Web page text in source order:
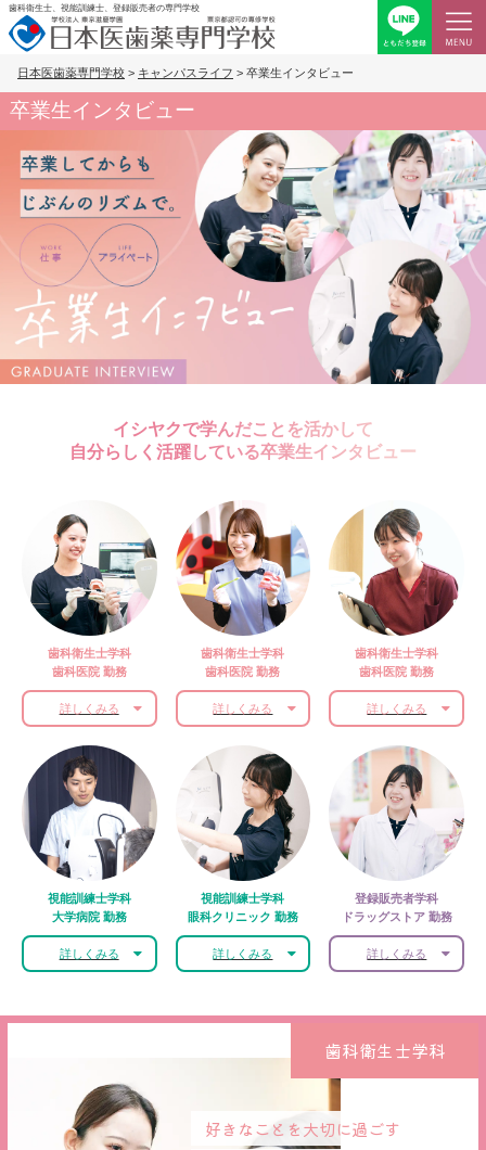
歯科衛生士、視能訓練士、登録販売者の専門学校
日本医歯薬専門学校 > キャンパスライフ > 卒業生インタビュー
卒業生インタビュー
イシヤクで学んだことを活かして
自分らしく活躍している卒業生インタビュー
歯科衛生士学科
歯科医院 勤務
詳しくみる
歯科衛生士学科
歯科医院 勤務
詳しくみる
歯科衛生士学科
歯科医院 勤務
詳しくみる
視能訓練士学科
大学病院 勤務
詳しくみる
視能訓練士学科
眼科クリニック 勤務
詳しくみる
登録販売者学科
ドラッグストア 勤務
詳しくみる
歯科衛生士学科
好きなことを大切に過ごす